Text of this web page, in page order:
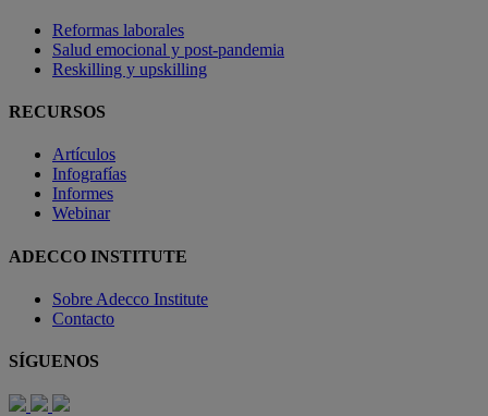
Reformas laborales
Salud emocional y post-pandemia
Reskilling y upskilling
RECURSOS
Artículos
Infografías
Informes
Webinar
ADECCO INSTITUTE
Sobre Adecco Institute
Contacto
SÍGUENOS